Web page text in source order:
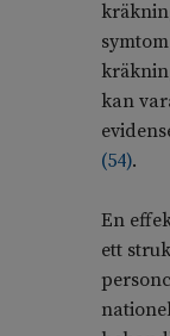
kan
(54).
En
ett